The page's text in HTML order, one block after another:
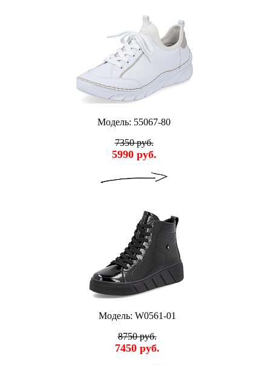
Модель: 55067-80
7350 руб.
5990 руб.
Модель: W0561-01
8750 руб.
7450 руб.